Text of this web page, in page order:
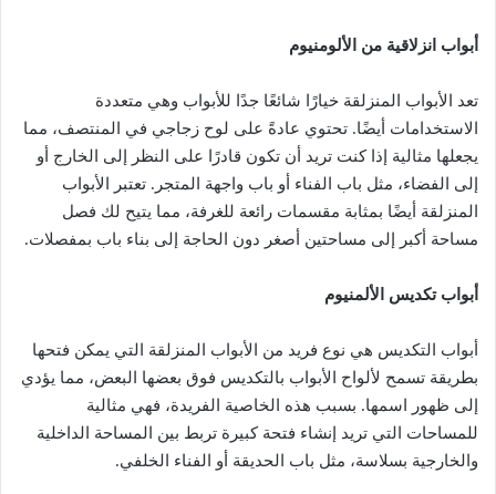
أبواب انزلاقية من الألومنيوم
تعد الأبواب المنزلقة خيارًا شائعًا جدًا للأبواب وهي متعددة
الاستخدامات أيضًا. تحتوي عادةً على لوح زجاجي في المنتصف، مما
يجعلها مثالية إذا كنت تريد أن تكون قادرًا على النظر إلى الخارج أو
إلى الفضاء، مثل باب الفناء أو باب واجهة المتجر. تعتبر الأبواب
المنزلقة أيضًا بمثابة مقسمات رائعة للغرفة، مما يتيح لك فصل
مساحة أكبر إلى مساحتين أصغر دون الحاجة إلى بناء باب بمفصلات.
أبواب تكديس الألمنيوم
أبواب التكديس هي نوع فريد من الأبواب المنزلقة التي يمكن فتحها
بطريقة تسمح لألواح الأبواب بالتكديس فوق بعضها البعض، مما يؤدي
إلى ظهور اسمها. بسبب هذه الخاصية الفريدة، فهي مثالية
للمساحات التي تريد إنشاء فتحة كبيرة تربط بين المساحة الداخلية
والخارجية بسلاسة، مثل باب الحديقة أو الفناء الخلفي.